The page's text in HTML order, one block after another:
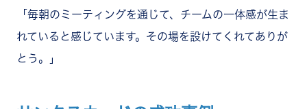
「毎朝のミーティングを通じて、チームの一体感が生ま
れていると感じています。その場を設けてくれてありが
とう。」